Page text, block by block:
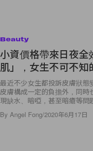
Beauty
小資價格帶來日夜全
肌」，女生不可不知
最近不少女生都投訴皮膚狀
皮膚構成一定的負擔外，同
現缺水、暗啞，甚至暗瘡等問
By Angel Fong/2020年6月17日